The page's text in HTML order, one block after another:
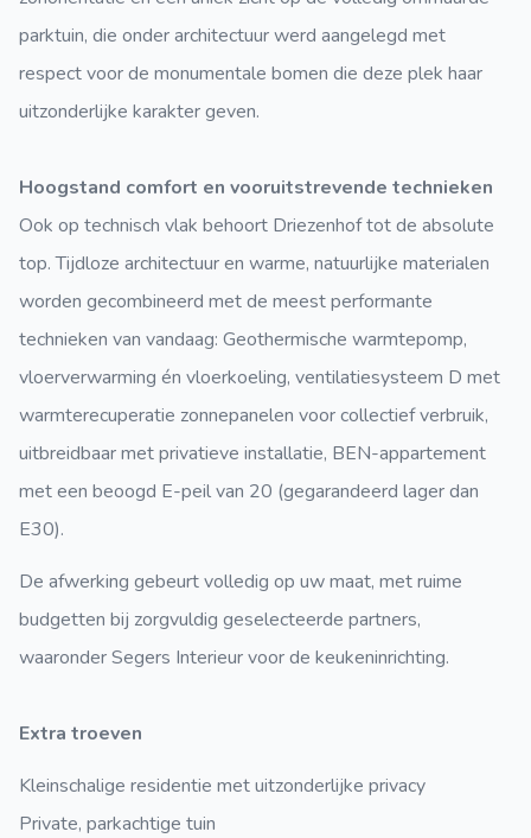
parktuin, die onder architectuur werd aangelegd met
respect voor de monumentale bomen die deze plek haar
uitzonderlijke karakter geven.
Hoogstand comfort en vooruitstrevende technieken
Ook op technisch vlak behoort Driezenhof tot de absolute
top. Tijdloze architectuur en warme, natuurlijke materialen
worden gecombineerd met de meest performante
technieken van vandaag: Geothermische warmtepomp,
vloerverwarming én vloerkoeling, ventilatiesysteem D met
warmterecuperatie zonnepanelen voor collectief verbruik,
uitbreidbaar met privatieve installatie, BEN-appartement
met een beoogd E-peil van 20 (gegarandeerd lager dan
E30).
De afwerking gebeurt volledig op uw maat, met ruime
budgetten bij zorgvuldig geselecteerde partners,
waaronder Segers Interieur voor de keukeninrichting.
Extra troeven
Kleinschalige residentie met uitzonderlijke privacy
Private, parkachtige tuin